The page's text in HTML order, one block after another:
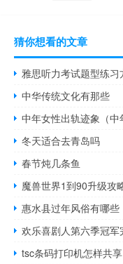
猜你想看的文章
雅思听力考试题型练习
中华传统文化有那些
中年女性出轨迹象（中
冬天适合去青岛吗
春节炖几条鱼
魔兽世界1到90升级攻
惠水县过年风俗有哪些
欢乐喜剧人第六季冠军
tsc条码打印机怎样共